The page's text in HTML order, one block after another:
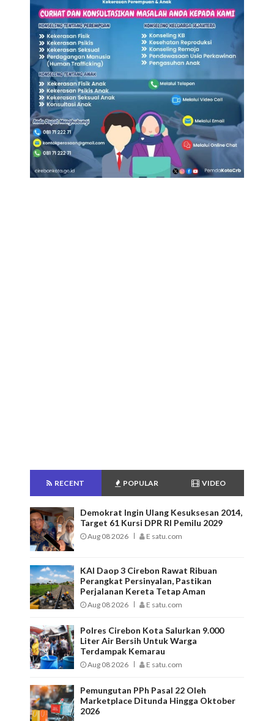
RECENT POPULAR VIDEO
Demokrat Ingin Ulang Kesuksesan 2014,
Target 61 Kursi DPR RI Pemilu 2029
Aug 08 2026 E satu.com
KAI Daop 3 Cirebon Rawat Ribuan
Perangkat Persinyalan, Pastikan
Perjalanan Kereta Tetap Aman
Aug 08 2026 E satu.com
Polres Cirebon Kota Salurkan 9.000
Liter Air Bersih Untuk Warga
Terdampak Kemarau
Aug 08 2026 E satu.com
Pemungutan PPh Pasal 22 Oleh
Marketplace Ditunda Hingga Oktober
2026